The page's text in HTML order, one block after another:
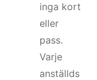
inga kort
eller
pass.
Varje
anställds